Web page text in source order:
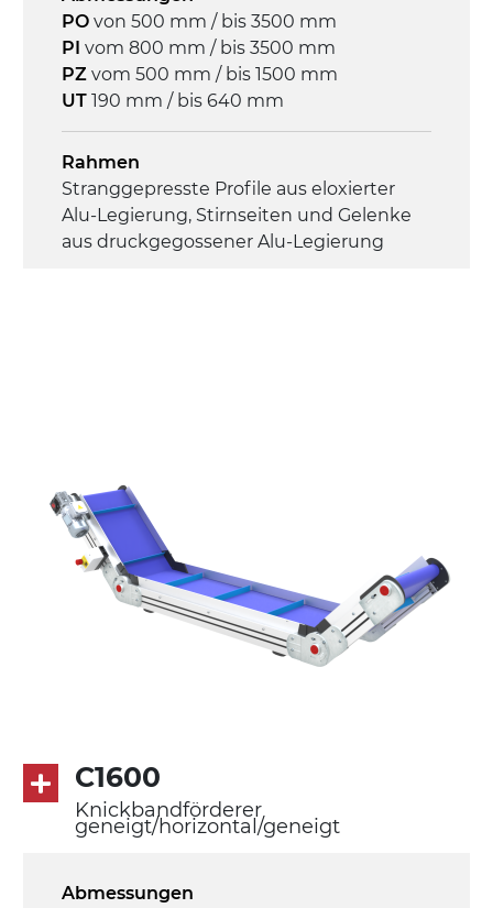
On/Off, E-Stopp, Motor-
Überlastungsschutz
PO von 500 mm / bis 3500 mm
PI vom 800 mm / bis 3500 mm
PZ vom 500 mm / bis 1500 mm
UT 190 mm / bis 640 mm
Rahmen
Stranggepresste Profile aus eloxierter
Alu-Legierung, Stirnseiten und Gelenke
aus druckgegossener Alu-Legierung
Beine aus verzinktem Metallrohr,
Schwenkräder mit/ohne Bremse (2+2)
Förderfläche
PU Oberfläche in Mattblau
230/400Vac-50Hz-3Ph
Geschwindigkeit
C1600
Knickbandförderer
geneigt/horizontal/geneigt
Abmessungen